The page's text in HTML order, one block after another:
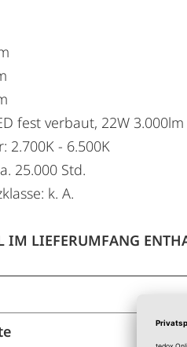
fest verbaut, 22W 3.000lm
2.700K - 6.500K
25.000 Std.
k. A.
IM LIEFERUMFANG